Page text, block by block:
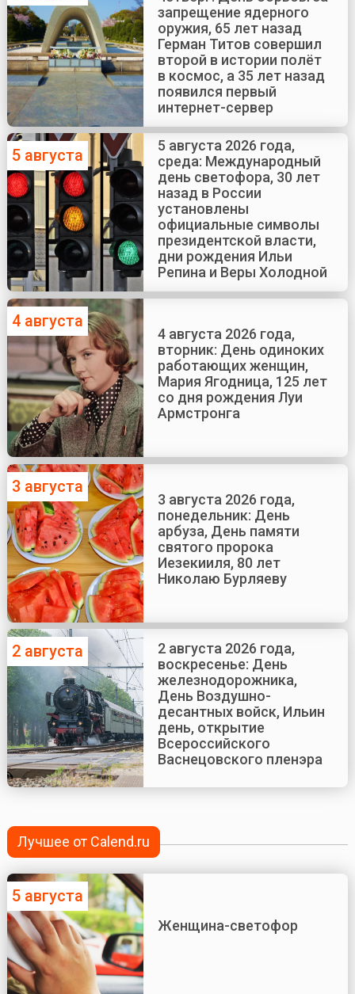
запрещение ядерного
оружия, 65 лет назад
Герман Титов совершил
второй в истории полёт
в космос, а 35 лет назад
появился первый
интернет-сервер
5 августа
5 августа 2026 года,
среда: Международный
день светофора, 30 лет
назад в России
установлены
официальные символы
президентской власти,
дни рождения Ильи
Репина и Веры Холодной
4 августа
4 августа 2026 года,
вторник: День одиноких
работающих женщин,
Мария Ягодница, 125 лет
со дня рождения Луи
Армстронга
3 августа
3 августа 2026 года,
понедельник: День
арбуза, День памяти
святого пророка
Иезекииля, 80 лет
Николаю Бурляеву
2 августа
2 августа 2026 года,
воскресенье: День
железнодорожника,
День Воздушно-
десантных войск, Ильин
день, открытие
Всероссийского
Васнецовского пленэра
Лучшее от Calend.ru
5 августа
Женщина-светофор